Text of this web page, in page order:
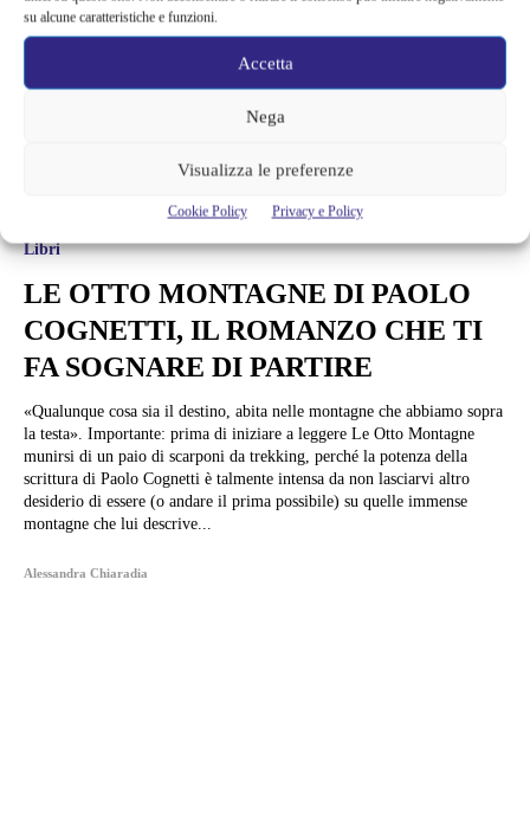
su alcune caratteristiche e funzioni.
Accetta
Nega
Visualizza le preferenze
Cookie Policy Privacy e Policy
Libri
LE OTTO MONTAGNE DI PAOLO
COGNETTI, IL ROMANZO CHE TI
FA SOGNARE DI PARTIRE
«Qualunque cosa sia il destino, abita nelle montagne che abbiamo sopra
la testa». Importante: prima di iniziare a leggere Le Otto Montagne
munirsi di un paio di scarponi da trekking, perché la potenza della
scrittura di Paolo Cognetti è talmente intensa da non lasciarvi altro
desiderio di essere (o andare il prima possibile) su quelle immense
montagne che lui descrive...
Alessandra Chiaradia